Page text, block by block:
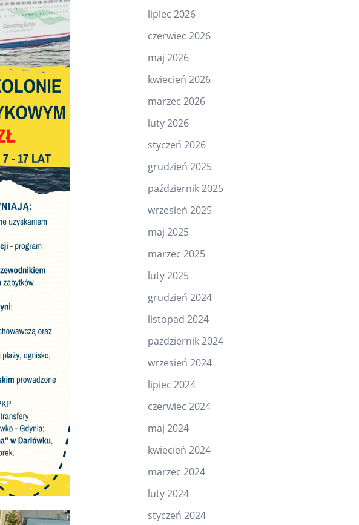
lipiec 2026
czerwiec 2026
maj 2026
kwiecień 2026
marzec 2026
luty 2026
styczeń 2026
grudzień 2025
październik 2025
wrzesień 2025
maj 2025
marzec 2025
luty 2025
grudzień 2024
listopad 2024
październik 2024
wrzesień 2024
lipiec 2024
czerwiec 2024
maj 2024
kwiecień 2024
marzec 2024
luty 2024
styczeń 2024